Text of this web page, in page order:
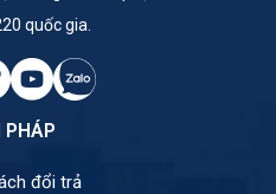
quốc gia.
PHÁP
đổi trả